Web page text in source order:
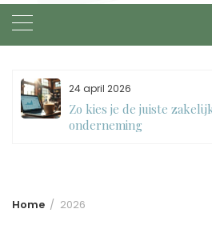
24 april 2026
Zo kies je de juiste
onderneming
Home 2026